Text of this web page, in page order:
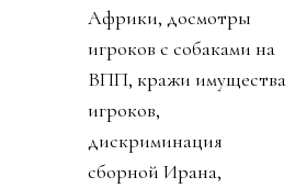
Африки, досмотры
игроков с собаками на
ВПП, кражи имущества
игроков,
дискриминация
сборной Ирана,